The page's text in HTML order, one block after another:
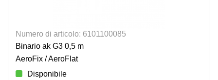
Numero di articolo: 6101100085
Binario ak G3 0,5 m
AeroFix / AeroFlat
Disponibile